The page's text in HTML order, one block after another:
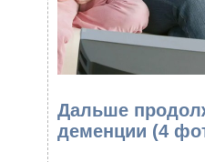
Дальше
деменции (4